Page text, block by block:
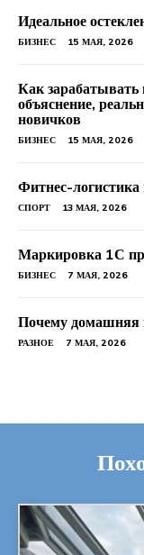
Идеальное
БИЗНЕС 15 МАЯ, 2026
Как зарабатывать
объяснение,
новичков
БИЗНЕС 15 МАЯ, 2026
Фитнес-
СПОРТ 13 МАЯ, 2026
Маркировка 1С
БИЗНЕС 7 МАЯ, 2026
Почему домашняя
РАЗНОЕ 7 МАЯ, 2026